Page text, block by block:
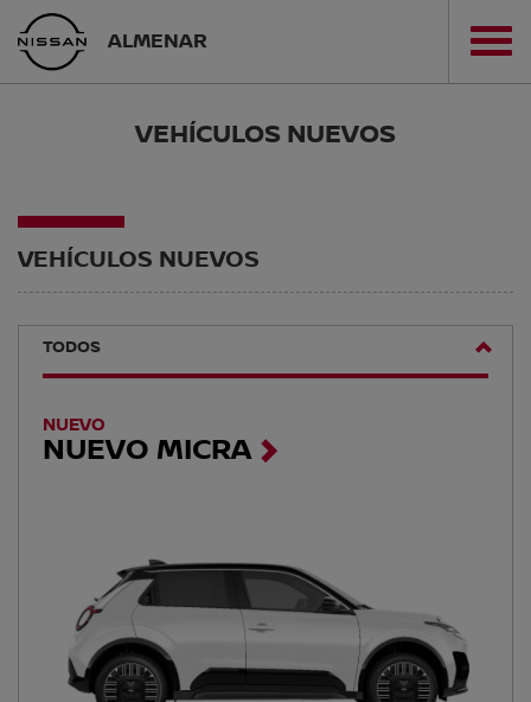
ALMENAR
VEHÍCULOS NUEVOS
VEHÍCULOS NUEVOS
TODOS
NUEVO
NUEVO MICRA